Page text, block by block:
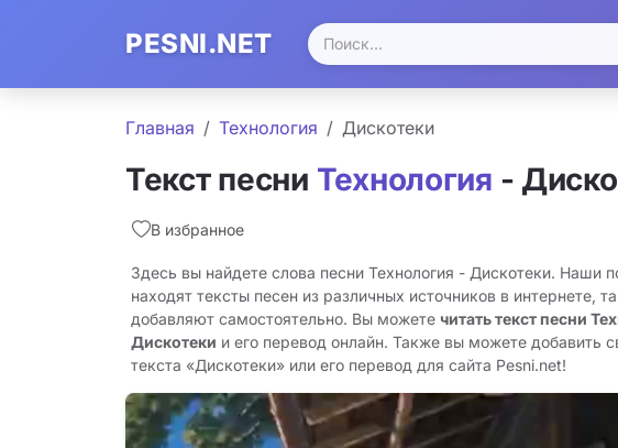
PESNI.NET
Главная Технология Дискотеки
Текст песни Технология -
В избранное
Здесь вы найдете слова песни Технология - Дискотеки. Наши
находят тексты песен из различных источников в интернете,
добавляют самостоятельно. Вы можете читать текст песни
Дискотеки и его перевод онлайн. Также вы можете добавить
текста «Дискотеки» или его перевод для сайта Pesni.net!